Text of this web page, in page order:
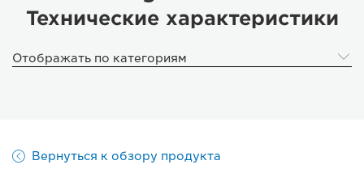
Принтеры и факсимильные аппараты для бизнеса
Технические характеристики
Отображать по категориям
Вернуться к обзору продукта